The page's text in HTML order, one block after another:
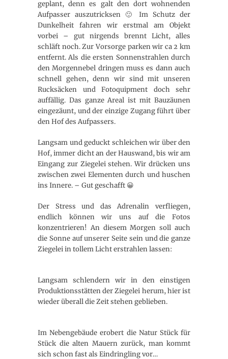
geplant, denn es galt den dort wohnenden
Aufpasser auszutricksen 🙂 Im Schutz der
Dunkelheit fahren wir erstmal am Objekt
vorbei – gut nirgends brennt Licht, alles
schläft noch. Zur Vorsorge parken wir ca 2 km
entfernt. Als die ersten Sonnenstrahlen durch
den Morgennebel dringen muss es dann auch
schnell gehen, denn wir sind mit unseren
Rucksäcken und Fotoquipment doch sehr
auffällig. Das ganze Areal ist mit Bauzäunen
eingezäunt, und der einzige Zugang führt über
den Hof des Aufpassers.
Langsam und geduckt schleichen wir über den
Hof, immer dicht an der Hauswand, bis wir am
Eingang zur Ziegelei stehen. Wir drücken uns
zwischen zwei Elementen durch und huschen
ins Innere. – Gut geschafft 😀
Der Stress und das Adrenalin verfliegen,
endlich können wir uns auf die Fotos
konzentrieren! An diesem Morgen soll auch
die Sonne auf unserer Seite sein und die ganze
Ziegelei in tollem Licht erstrahlen lassen:
Langsam schlendern wir in den einstigen
Produktionsstätten der Ziegelei herum, hier ist
wieder überall die Zeit stehen geblieben.
Im Nebengebäude erobert die Natur Stück für
Stück die alten Mauern zurück, man kommt
sich schon fast als Eindringling vor…